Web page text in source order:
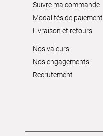
Suivre ma commande
Modalités de paiement
Livraison et retours
Nos valeurs
Nos engagements
Recrutement